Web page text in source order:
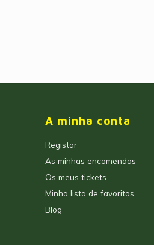
A minha conta
Registar
As minhas encomendas
Os meus tickets
Minha lista de favoritos
Blog